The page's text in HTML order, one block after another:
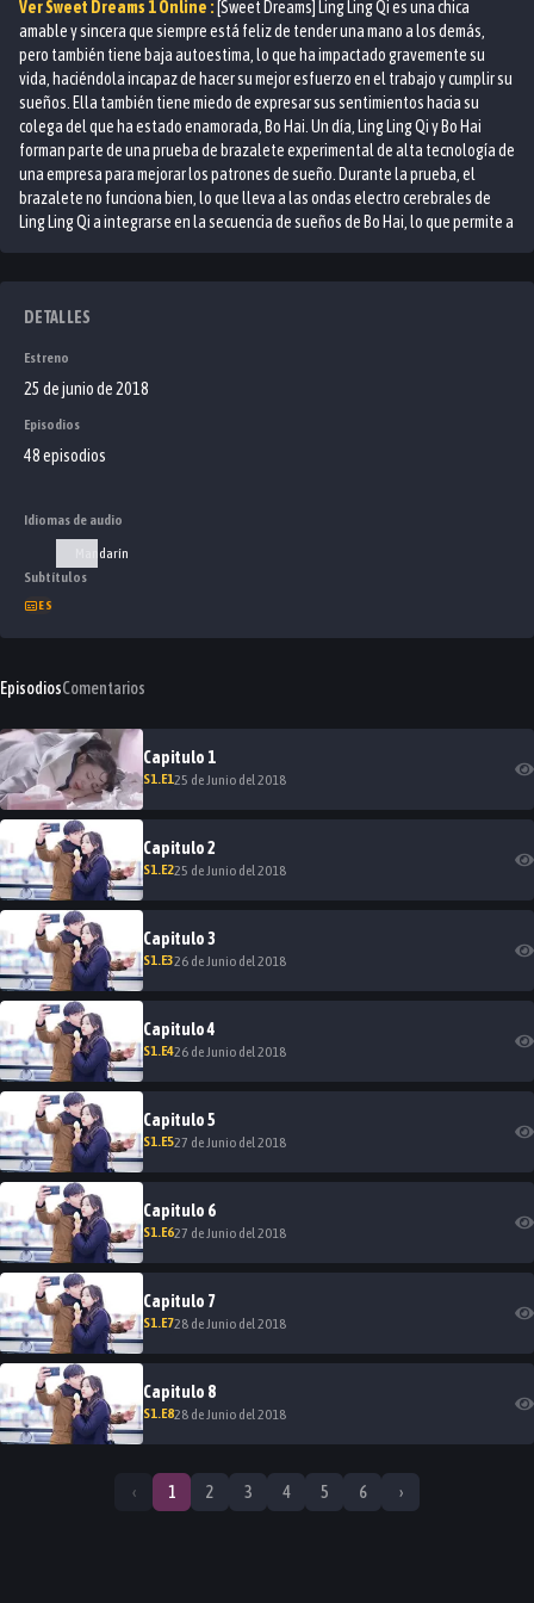
VerSweet Dreams 1Online : [Sweet Dreams] Ling Ling Qi es una chica
amable y sincera que siempre está feliz de tender una mano a los demás,
pero también tiene baja autoestima, lo que ha impactado gravemente su
vida, haciéndola incapaz de hacer su mejor esfuerzo en el trabajo y cumplir su
sueños. Ella también tiene miedo de expresar sus sentimientos hacia su
colega del que ha estado enamorada, Bo Hai. Un día, Ling Ling Qi y Bo Hai
forman parte de una prueba de brazalete experimental de alta tecnología de
una empresa para mejorar los patrones de sueño. Durante la prueba, el
brazalete no funciona bien, lo que lleva a las ondas electro cerebrales de
Ling Ling Qi a integrarse en la secuencia de sueños de Bo Hai, lo que permite a
DETALLES
Estreno
25 de junio de 2018
Episodios
48 episodios
Idiomas de audio
Mandarín
Subtítulos
ES
EpisodiosComentarios
Capitulo 1
S1.E125 de Junio del 2018
Capitulo2
S1.E225 de Junio del 2018
Capitulo3
S1.E326 de Junio del 2018
Capitulo4
S1.E426 de Junio del 2018
Capitulo5
S1.E527 de Junio del 2018
Capitulo 6
S1.E627 de Junio del 2018
Capitulo 7
S1.E728 de Junio del 2018
Capitulo 8
S1.E828 de Junio del 2018
‹ 1 2 3 4 5 6 ›